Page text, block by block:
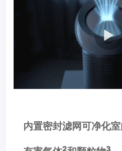
内置密封滤网可净化
2 3